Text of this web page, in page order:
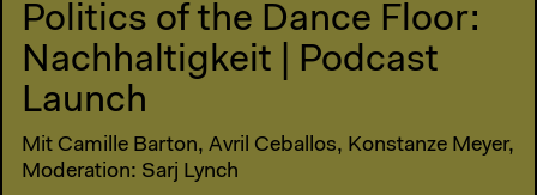
Politics of the Dance Floor:
Nachhaltigkeit | Podcast
Launch
Mit Camille Barton, Avril Ceballos, Konstanze Meyer,
Moderation: Sarj Lynch